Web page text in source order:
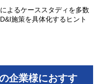
よるケーススタディを多数
施策を具体化するヒント
企業様におすす